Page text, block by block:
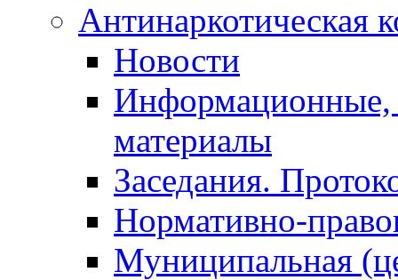
Антинаркотическая
Новости
Информационные,
материалы
Заседания.
Нормативно-
Муниципальная